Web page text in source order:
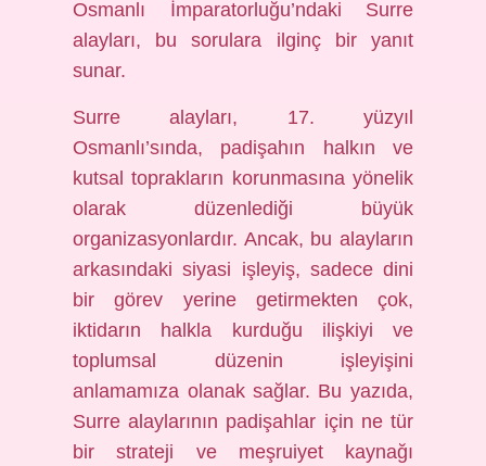
Osmanlı İmparatorluğu’ndaki Surre
alayları, bu sorulara ilginç bir yanıt
sunar.
Surre alayları, 17. yüzyıl
Osmanlı’sında, padişahın halkın ve
kutsal toprakların korunmasına yönelik
olarak düzenlediği büyük
organizasyonlardır. Ancak, bu alayların
arkasındaki siyasi işleyiş, sadece dini
bir görev yerine getirmekten çok,
iktidarın halkla kurduğu ilişkiyi ve
toplumsal düzenin işleyişini
anlamamıza olanak sağlar. Bu yazıda,
Surre alaylarının padişahlar için ne tür
bir strateji ve meşruiyet kaynağı